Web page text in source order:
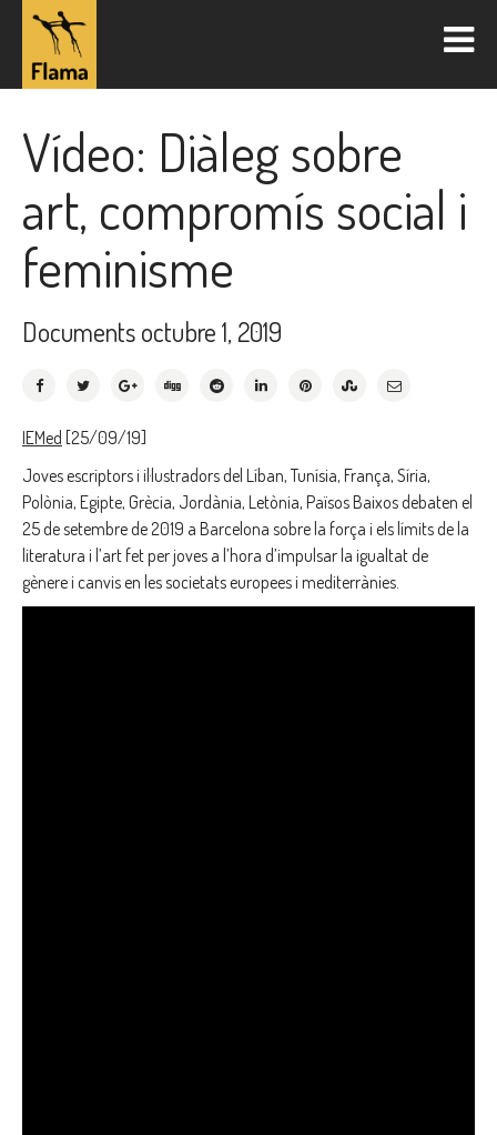
Vídeo: Diàleg sobre
art, compromís social i
feminisme
Documentsoctubre 1, 2019
IEMed [25/09/19]
Joves escriptors i il·lustradors del Líban, Tunísia, França, Síria,
Polònia, Egipte, Grècia, Jordània, Letònia, Països Baixos debaten el
25 de setembre de 2019 a Barcelona sobre la força i els límits de la
literatura i l’art fet per joves a l’hora d’impulsar la igualtat de
gènere i canvis en les societats europees i mediterrànies.